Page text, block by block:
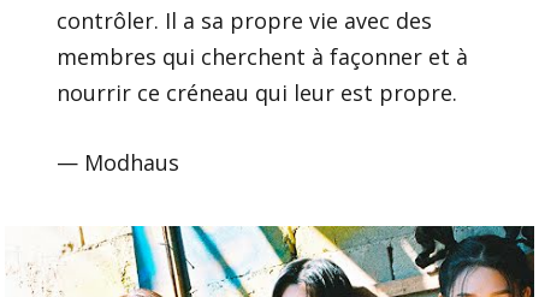
contrôler. Il a sa propre vie avec des
membres qui cherchent à façonner et à
nourrir ce créneau qui leur est propre.
— Modhaus